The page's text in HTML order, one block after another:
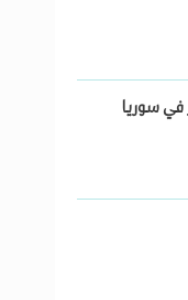
في سوريا